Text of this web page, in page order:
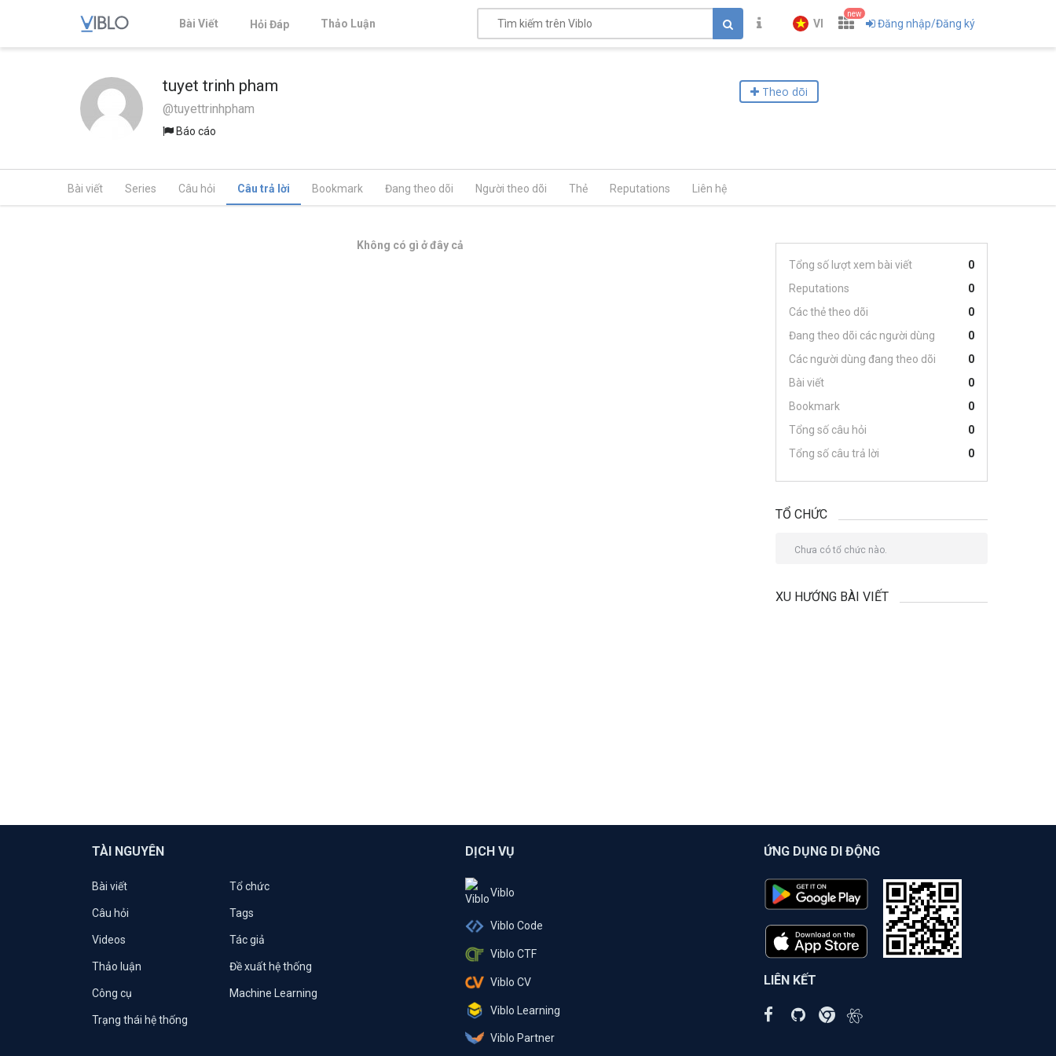
Bài Viết Hỏi Đáp Thảo Luận VI
new
Đăng nhập/Đăng ký
tuyet trinh pham
@tuyettrinhpham
Báo cáo
Theo dõi
Bài viết Series Câu hỏi Câu trả lời Bookmark Đang theo dõi Người theo dõi Thẻ Reputations Liên hệ
Không có gì ở đây cả
Tổng số lượt xem bài viết
0
Reputations
0
Các thẻ theo dõi
0
Đang theo dõi các người dùng
0
Các người dùng đang theo dõi
0
Bài viết
0
Bookmark
0
Tổng số câu hỏi
0
Tổng số câu trả lời
0
TỔ CHỨC
Chưa có tổ chức nào.
XU HƯỚNG BÀI VIẾT
TÀI NGUYÊN
Bài viết Tổ chức
Câu hỏi Tags
Videos Tác giả
Thảo luận Đề xuất hệ thống
Công cụ Machine Learning
Trạng thái hệ thống
DỊCH VỤ
Viblo
Viblo Code
Viblo CTF
Viblo CV
Viblo Learning
Viblo Partner
ỨNG DỤNG DI ĐỘNG
LIÊN KẾT